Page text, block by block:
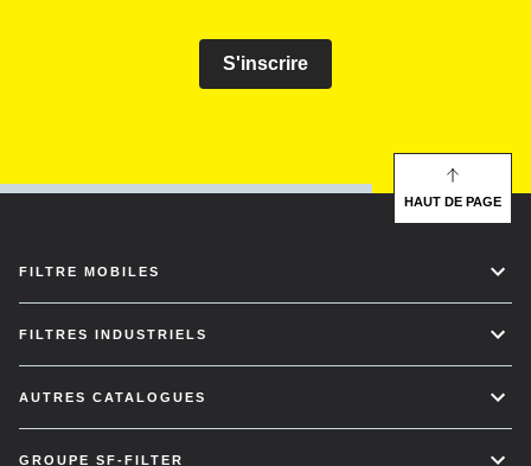
S'inscrire
FILTRE MOBILES
FILTRES INDUSTRIELS
AUTRES CATALOGUES
GROUPE SF-FILTER
HAUT DE PAGE